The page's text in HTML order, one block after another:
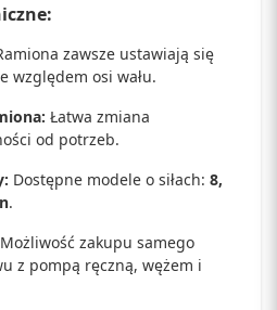
zawsze ustawiają się
względem osi wału.
Łatwa zmiana
od potrzeb.
Dostępne modele o siłach: 8,
.
Możliwość zakupu samego
z pompą ręczną, wężem i